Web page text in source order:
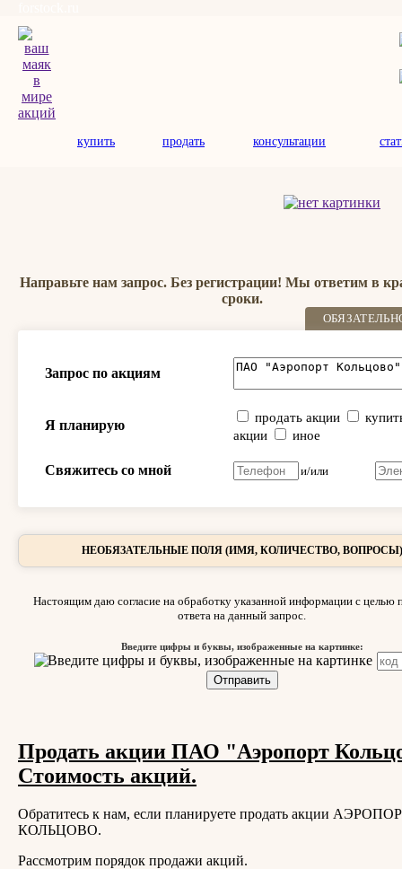
купить продать консультации
Направьте нам запрос. Без регистрации! Мы ответим в
сроки.
Запрос по акциям
Я планирую продать акции
акции
иное
Свяжитесь со мной и/или
НЕОБЯЗАТЕЛЬНЫЕ ПОЛЯ (ИМЯ, КОЛИЧЕСТВО, ВОПРОСЫ)
Настоящим даю согласие на обработку указанной информации с целью
ответа на данный запрос.
Введите цифры и буквы, изображенные на картинке:
Продать акции ПАО "Аэропорт
Стоимость акций.
Обратитесь к нам, если планируете продать акции
КОЛЬЦОВО.
Рассмотрим порядок продажи акций.